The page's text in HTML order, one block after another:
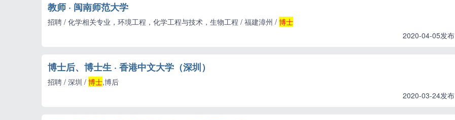
教师 · 闽南师范大学
招聘 / 化学相关专业，环境工程，化学工程与技术，生物工程 / 福建漳州 / 博士
2020-04-05发布
博士后、博士生 · 香港中文大学（深圳）
招聘 / 深圳 / 博士,博后
2020-03-24发布